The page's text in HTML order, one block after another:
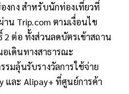
งกง สำหรับนักท่องเที่ยวที่
าน Trip.com ตามเงื่อนไข
2 ต่อ ทั้งส่วนลดบัตรเข้าสถาน
เดินทางสาธารณะ
รมลุ้นรับรางวัลการใช้จ่าย
และ Alipay+ ที่ศูนย์การค้า